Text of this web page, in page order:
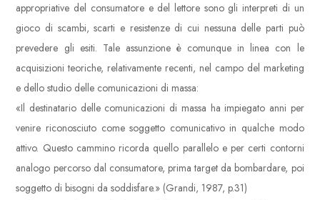
appropriative del consumatore e del lettore sono gli interpreti di un
gioco di scambi, scarti e resistenze di cui nessuna delle parti può
prevedere gli esiti. Tale assunzione è comunque in linea con le
acquisizioni teoriche, relativamente recenti, nel campo del marketing
e dello studio delle comunicazioni di massa:
«Il destinatario delle comunicazioni di massa ha impiegato anni per
venire riconosciuto come soggetto comunicativo in qualche modo
attivo. Questo cammino ricorda quello parallelo e per certi contorni
analogo percorso dal consumatore, prima target da bombardare, poi
soggetto di bisogni da soddisfare.» (Grandi, 1987, p.31)